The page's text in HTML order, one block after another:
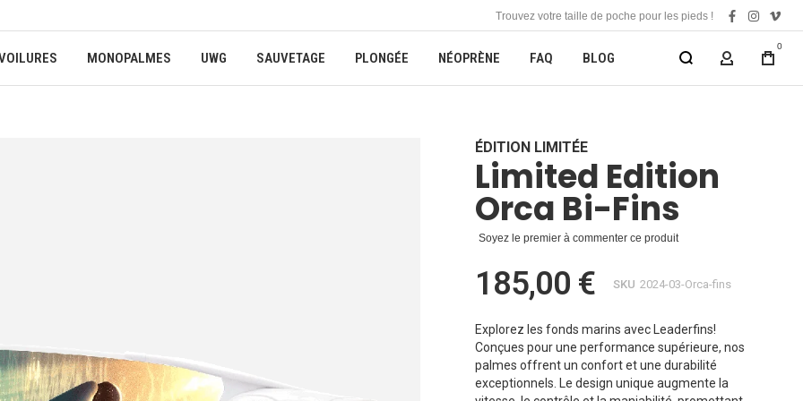
Trouvez votre taille de poche pour les pieds !
facebook
MONOPALMES UWG SAUVETAGE PLONGÉE NÉOPRÈNE FAQ BLOG MON
0
ÉDITION LIMITÉE
Limited Edition
Orca Bi-Fins
Soyez le premier à commenter ce produit
185,00 € SKU 2024-03-Orca-fins
Explorez les fonds marins avec Leaderfins!
Conçues pour une performance supérieure, nos
palmes offrent un confort et une durabilité
exceptionnels. Le design unique augmente la